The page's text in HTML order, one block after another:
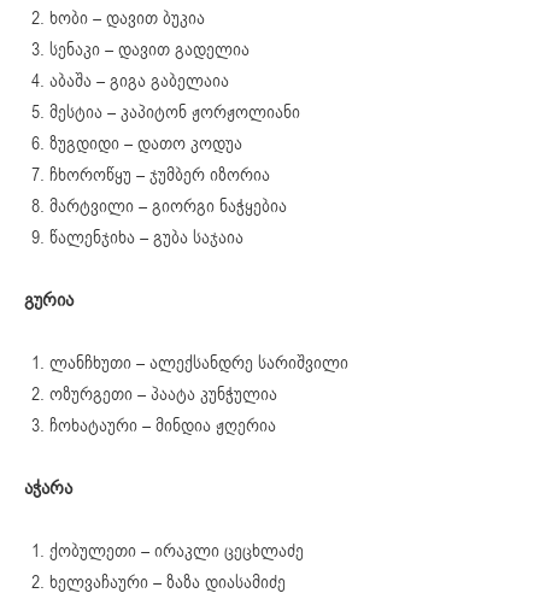
ხობი – დავით ბუკია
სენაკი – დავით გადელია
აბაშა – გიგა გაბელაია
მესტია – კაპიტონ ჟორჟოლიანი
ზუგდიდი – დათო კოდუა
ჩხოროწყუ – ჯუმბერ იზორია
მარტვილი – გიორგი ნაჭყებია
წალენჯიხა – გუბა საჯაია
გურია
ლანჩხუთი – ალექსანდრე სარიშვილი
ოზურგეთი – პაატა კუნჭულია
ჩოხატაური – მინდია ჟღერია
აჭარა
ქობულეთი – ირაკლი ცეცხლაძე
ხელვაჩაური – ზაზა დიასამიძე